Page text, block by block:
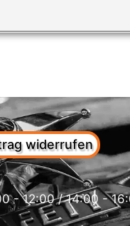
widerrufen
- 12:00 / 14:00 -